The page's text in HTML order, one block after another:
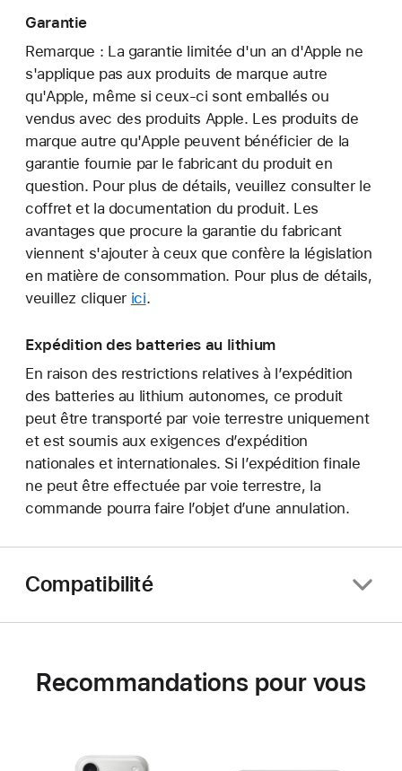
Garantie
Remarque : La garantie limitée d'un an d'Apple ne
s'applique pas aux produits de marque autre
qu'Apple, même si ceux-ci sont emballés ou
vendus avec des produits Apple. Les produits de
marque autre qu'Apple peuvent bénéficier de la
garantie fournie par le fabricant du produit en
question. Pour plus de détails, veuillez consulter le
coffret et la documentation du produit. Les
avantages que procure la garantie du fabricant
viennent s'ajouter à ceux que confère la législation
en matière de consommation. Pour plus de détails,
veuillez cliquer ici.
Expédition des batteries au lithium
En raison des restrictions relatives à l’expédition
des batteries au lithium autonomes, ce produit
peut être transporté par voie terrestre uniquement
et est soumis aux exigences d’expédition
nationales et internationales. Si l’expédition finale
ne peut être effectuée par voie terrestre, la
commande pourra faire l’objet d’une annulation.
Compatibilité
Recommandations pour vous